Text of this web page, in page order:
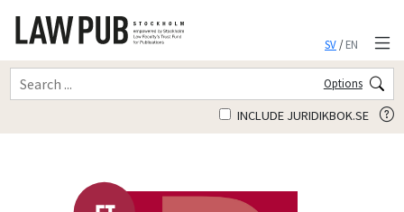
SV/EN
Options
INCLUDE JURIDIKBOK.SE